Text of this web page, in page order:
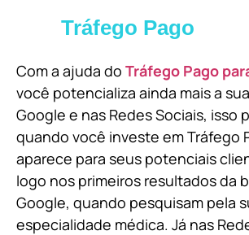
Tráfego Pago
Com a ajuda do Tráfego Pago
você potencializa ainda mais a
Google e nas Redes Sociais, isso
quando você investe em Tráfego
aparece para seus potenciais
logo nos primeiros resultados da
Google, quando pesquisam pela
especialidade médica. Já nas